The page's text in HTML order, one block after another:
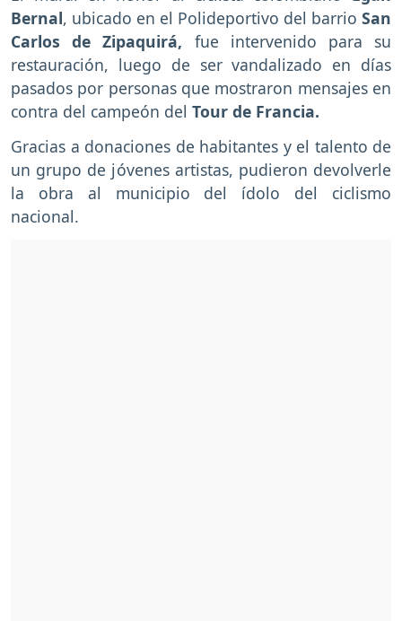
Bernal, ubicado en el Polideportivo del barrio San
Carlos de Zipaquirá, fue intervenido para su
restauración, luego de ser vandalizado en días
pasados por personas que mostraron mensajes en
contra del campeón del Tour de Francia.
Gracias a donaciones de habitantes y el talento de
un grupo de jóvenes artistas, pudieron devolverle
la obra al municipio del ídolo del ciclismo
nacional.